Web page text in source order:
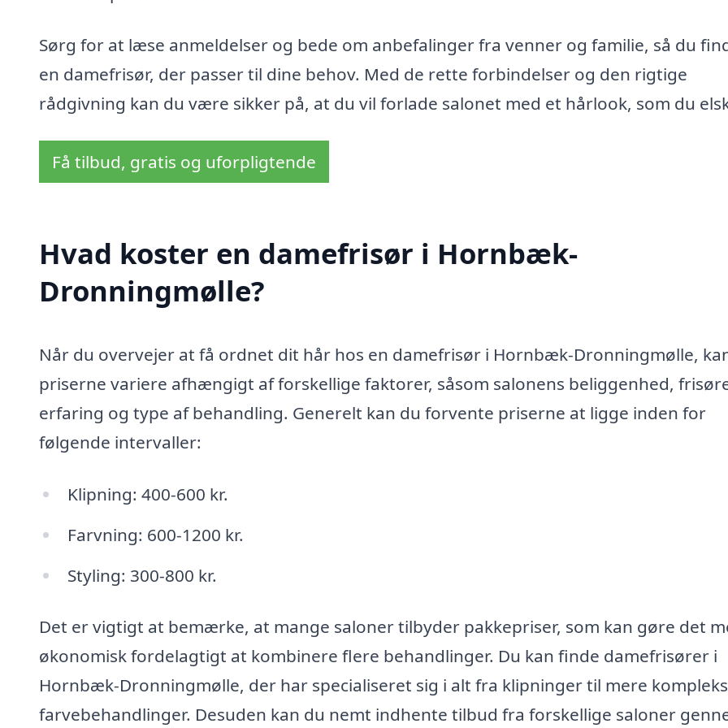
Sørg for at læse anmeldelser og bede om anbefalinger fra venner og familie, så du
en damefrisør, der passer til dine behov. Med de rette forbindelser og den rigtige
rådgivning kan du være sikker på, at du vil forlade salonet med et hårlook, som du
Få tilbud, gratis og uforpligtende
Hvad koster en damefrisør i Hornbæk-
Dronningmølle?
Når du overvejer at få ordnet dit hår hos en damefrisør i Hornbæk-Dronningmølle,
priserne variere afhængigt af forskellige faktorer, såsom salonens beliggenhed,
erfaring og type af behandling. Generelt kan du forvente priserne at ligge inden for
følgende intervaller:
Klipning: 400-600 kr.
Farvning: 600-1200 kr.
Styling: 300-800 kr.
Det er vigtigt at bemærke, at mange saloner tilbyder pakkepriser, som kan gøre det
økonomisk fordelagtigt at kombinere flere behandlinger. Du kan finde damefrisører i
Hornbæk-Dronningmølle, der har specialiseret sig i alt fra klipninger til mere
farvebehandlinger. Desuden kan du nemt indhente tilbud fra forskellige saloner